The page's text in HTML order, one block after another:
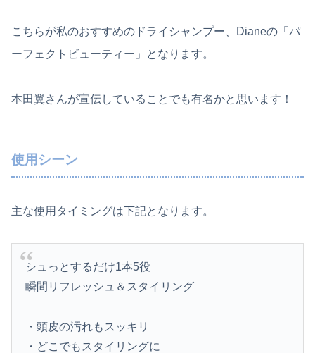
こちらが私のおすすめのドライシャンプー、Dianeの「パ
ーフェクトビューティー」となります。
本田翼さんが宣伝していることでも有名かと思います！
使用シーン
主な使用タイミングは下記となります。
シュっとするだけ1本5役
瞬間リフレッシュ＆スタイリング
・頭皮の汚れもスッキリ
・どこでもスタイリングに